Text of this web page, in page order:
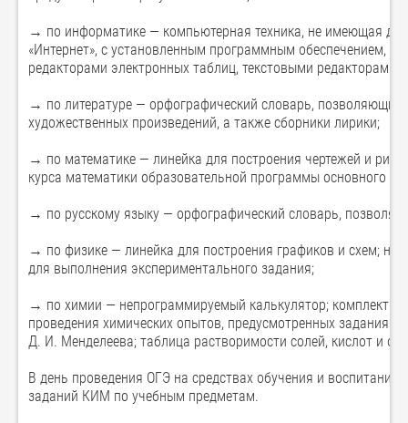
→ по информатике — компьютерная техника, не имеющая
«Интернет», с установленным программным обеспечением,
редакторами электронных таблиц, текстовыми
→ по литературе — орфографический словарь, позволяющий
художественных произведений, а также сборники лирики;
→ по математике — линейка для построения чертежей и
курса математики образовательной программы основного
→ по русскому языку — орфографический словарь,
→ по физике — линейка для построения графиков и схем;
для выполнения экспериментального задания;
→ по химии — непрограммируемый калькулятор; комплект
проведения химических опытов, предусмотренных
Д. И. Менделеева; таблица растворимости солей, кислот и
В день проведения ОГЭ на средствах обучения и
заданий КИМ по учебным предметам.